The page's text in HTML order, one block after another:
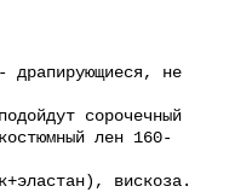
драпирующиеся, не
сорочечный
лен 160-
вискоза.